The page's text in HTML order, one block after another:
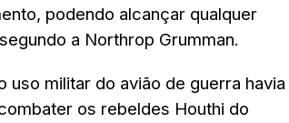
podendo alcançar qualquer
a Northrop Grumman.
uso militar do avião de guerra havia
os rebeldes Houthi do